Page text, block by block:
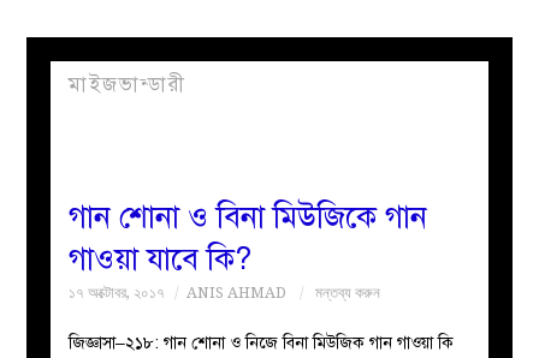
প্রবন্ধ
নারীদের
পাতা
মাইজভান্ডারী
গান শোনা ও বিনা মিউজিকে গান
গাওয়া যাবে কি?
১৭ অক্টোবর, ২০১৭ ANIS AHMAD মন্তব্য করুন
জিজ্ঞাসা–২১৮: গান শোনা ও নিজে বিনা মিউজিক গান গাওয়া কি